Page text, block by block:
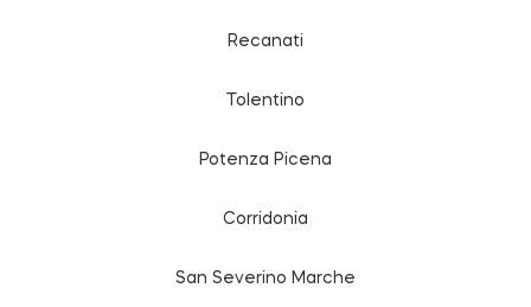
Recanati
Tolentino
Potenza Picena
Corridonia
San Severino Marche